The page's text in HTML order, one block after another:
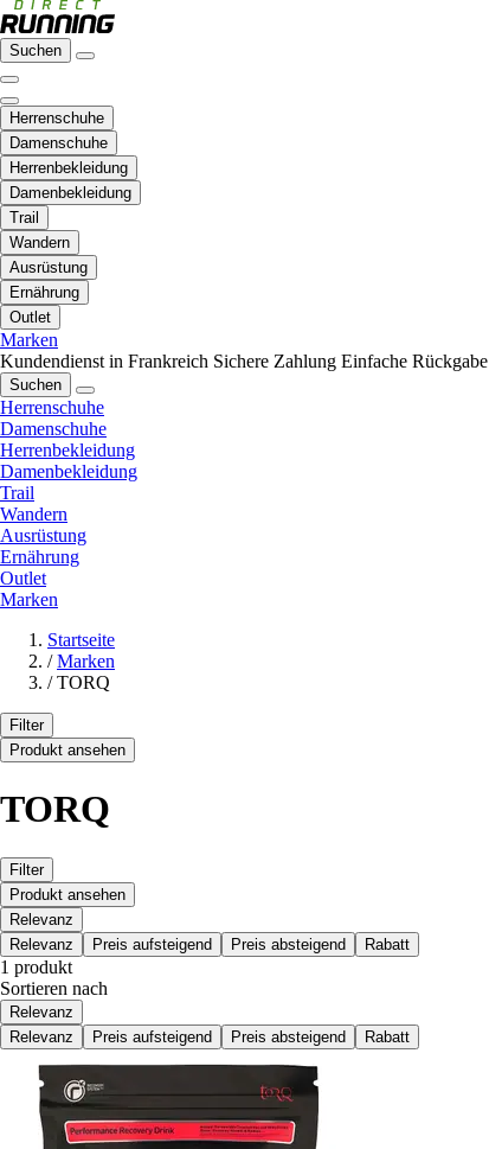
Suchen
Herrenschuhe
Damenschuhe
Herrenbekleidung
Damenbekleidung
Trail
Wandern
Ausrüstung
Ernährung
Outlet
Marken
Kundendienst in Frankreich Sichere Zahlung Einfache Rückgabe
Suchen
Herrenschuhe
Damenschuhe
Herrenbekleidung
Damenbekleidung
Trail
Wandern
Ausrüstung
Ernährung
Outlet
Marken
Startseite
/ Marken
/ TORQ
Filter
Produkt ansehen
TORQ
Filter
Produkt ansehen
Relevanz
Relevanz
Preis aufsteigend Preis absteigend Rabatt
1 produkt
Sortieren nach
Relevanz
Relevanz
Preis aufsteigend Preis absteigend Rabatt